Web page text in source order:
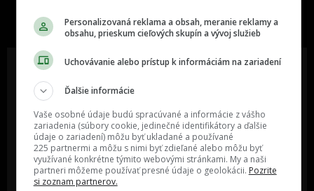
najzabávnejšie miesto na svete
Oslov reklamou viac ako milión
ľudí v rôznych vekových
kategóriách a na rôznych
sociálnych sieťach a nakopni svoj
biznis alebo produkt.
MÁM ZÁUJEM O
SPOLUPRÁCU
poznáš niekoho, o kom by sme
mali určite napísať?
POŠLI NÁM TIP NA ČLÁNOK
Personalizovaná reklama a obsah, meranie reklamy a
obsahu, prieskum cieľových skupín a vývoj služieb
Uchovávanie alebo prístup k informáciám na zariadení
Ďalšie informácie
Vaše osobné údaje budú spracúvané a informácie z vášho
zariadenia (súbory cookie, jedinečné identifikátory a ďalšie
údaje o zariadení) môžu byť ukladané a používané
225 partnermi a môžu s nimi byť zdieľané alebo môžu byť
využívané konkrétne týmito webovými stránkami. My a naši
partneri môžeme používať presné údaje o geolokácii. Pozrite
si zoznam partnerov.